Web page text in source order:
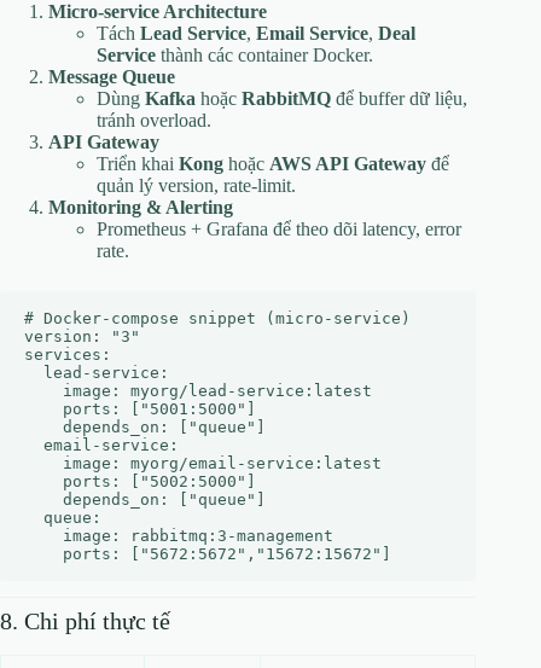
Micro‑service Architecture
Tách Lead Service, Email Service, Deal
Service thành các container Docker.
Message Queue
Dùng Kafka hoặc RabbitMQ để buffer dữ liệu,
tránh overload.
API Gateway
Triển khai Kong hoặc AWS API Gateway để
quản lý version, rate‑limit.
Monitoring & Alerting
Prometheus + Grafana để theo dõi latency, error
rate.
# Docker‑compose snippet (micro‑service)
version: "3"
services:
  lead-service:
    image: myorg/lead-service:latest
    ports: ["5001:5000"]
    depends_on: ["queue"]
  email-service:
    image: myorg/email-service:latest
    ports: ["5002:5000"]
    depends_on: ["queue"]
  queue:
    image: rabbitmq:3-management
8. Chi phí thực tế